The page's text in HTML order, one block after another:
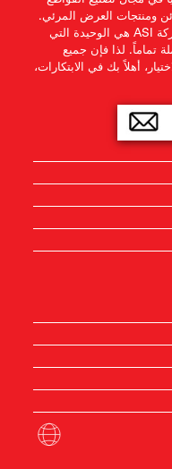
ومنتجات العرض المرئي.
فما الذي يجعل ASI فريدة من نوعها؟ شركة ASI هي الوحيدة التي
تماماً. لذا فإن جميع
أهلاً بك في الابتكارات،